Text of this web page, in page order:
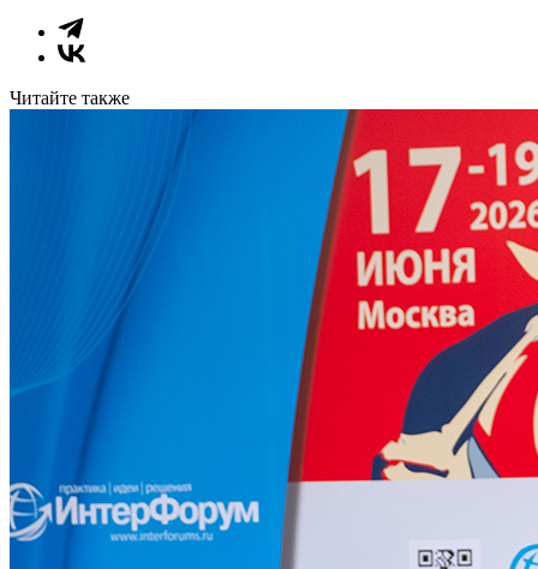
Читайте также